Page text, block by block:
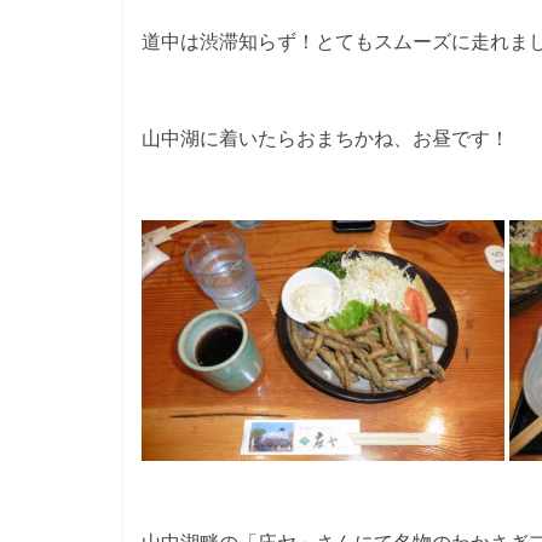
道中は渋滞知らず！とてもスムーズに走れま
山中湖に着いたらおまちかね、お昼です！